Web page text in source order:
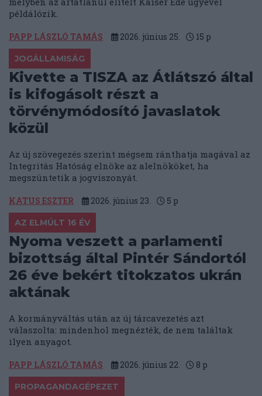
példálózik.
PAPP LÁSZLÓ TAMÁS 2026. június 25. 15 p
JOGÁLLAMISÁG
Kivette a TISZA az Átlátszó által
is kifogásolt részt a
törvénymódosító javaslatok
közül
Az új szövegezés szerint mégsem ránthatja magával az
Integritás Hatóság elnöke az alelnököket, ha
megszüntetik a jogviszonyát.
KATUS ESZTER 2026. június 23. 5 p
AZ ELMÚLT 16 ÉV
Nyoma veszett a parlamenti
bizottság által Pintér Sándortól
26 éve bekért titokzatos ukrán
aktának
A kormányváltás után az új tárcavezetés azt
válaszolta: mindenhol megnézték, de nem találtak
ilyen anyagot.
PAPP LÁSZLÓ TAMÁS 2026. június 22. 8 p
PROPAGANDAGÉPEZET